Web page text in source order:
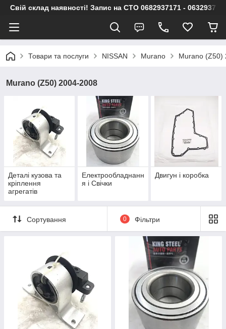
Свій склад наявності! Запис на СТО 0682937171 -
Товари та послуги NISSAN Murano Murano (Z50)
Murano (Z50) 2004-2008
Деталі кузова та
кріплення
агрегатів
Електрообладнанн
я і Свічки
Двигун і коробка
Сортування 0 Фільтри